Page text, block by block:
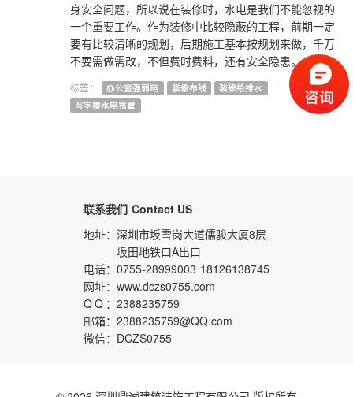
身安全问题，所以说在装修时，水电是我们不能忽视的
一个重要工作。作为装修中比较隐蔽的工程，前期一定
要有比较清晰的规划，后期施工基本按规划来做，千万
不要需做需改，不但费时费料，还有安全隐患。
标签： 办公室强弱电 装修布线
装修给排水
写字楼水电布置
联系我们 Contact US
地址： 深圳市坂雪岗大道儒骏大厦8层
坂田地铁口A出口
电话： 0755-28999003 18126138745
网址： www.dczs0755.com
QQ ： 2388235759
邮箱： 2388235759@QQ.com
微信： DCZS0755